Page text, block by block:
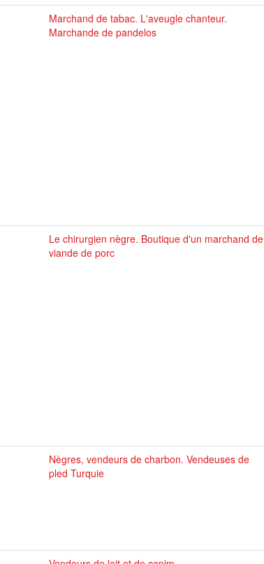
Marchand de tabac. L'aveugle chanteur.
Marchande de pandelos
Le chirurgien nègre. Boutique d'un marchand de
viande de porc
Nègres, vendeurs de charbon. Vendeuses de
pled Turquie